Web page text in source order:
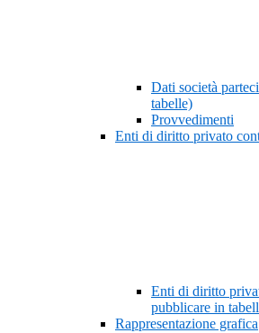
Dati società
tabelle)
Provvedimenti
Enti di diritto privato
Enti di diritto
pubblicare in
Rappresentazione grafica